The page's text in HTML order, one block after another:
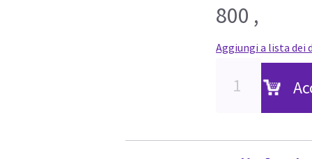
800 ,
Aggiungi a lista dei